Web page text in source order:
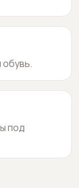
обувь.
под